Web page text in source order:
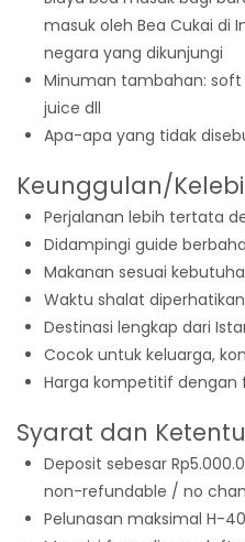
masuk oleh Bea Cukai di
negara yang dikunjungi
Minuman tambahan: soft
juice dll
Apa-apa yang tidak
Keunggulan/
Perjalanan lebih tertata
Didampingi guide
Makanan sesuai
Waktu shalat
Destinasi lengkap dari
Cocok untuk keluarga,
Harga kompetitif dengan
Syarat dan
Deposit sebesar
non-refundable / no
Pelunasan maksimal H-